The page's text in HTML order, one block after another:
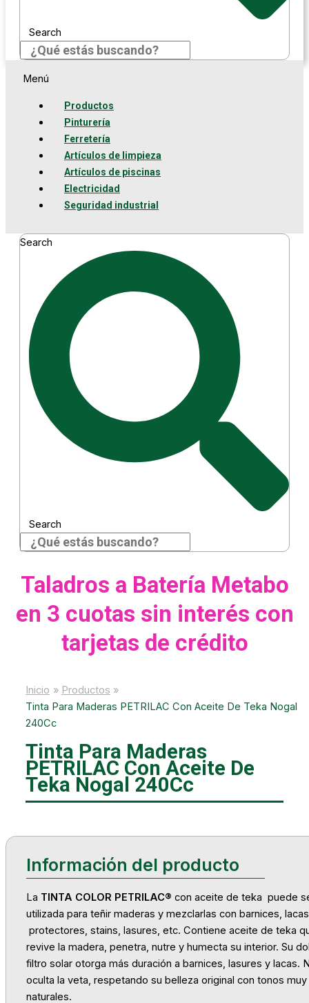
Search
Menú
Productos
Pinturería
Ferretería
Artículos de limpieza
Artículos de piscinas
Electricidad
Seguridad industrial
Search
Search
Taladros a Batería Metabo
en 3 cuotas sin interés con
tarjetas de crédito
Inicio
Productos
Tinta Para Maderas PETRILAC Con Aceite De Teka Nogal
240Cc
Tinta Para Maderas
PETRILAC Con Aceite De
Teka Nogal 240Cc
La TINTA COLOR PETRILAC®con aceite de teka puede
utilizada para teñir maderas y mezclarlas con barnices,
protectores, stains, lasures, etc. Contiene aceite de teka
revive la madera, penetra, nutre y humecta su interior. Su
filtro solar otorga más duración a barnices, lasures y lacas.
oculta la veta, respetando su belleza original con tonos muy
naturales.